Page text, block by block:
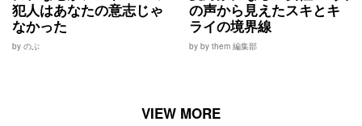
犯人はあなたの意志じゃ
なかった
by のぶ
の声から見えたスキとキ
ライの境界線
by by them 編集部
VIEW MORE